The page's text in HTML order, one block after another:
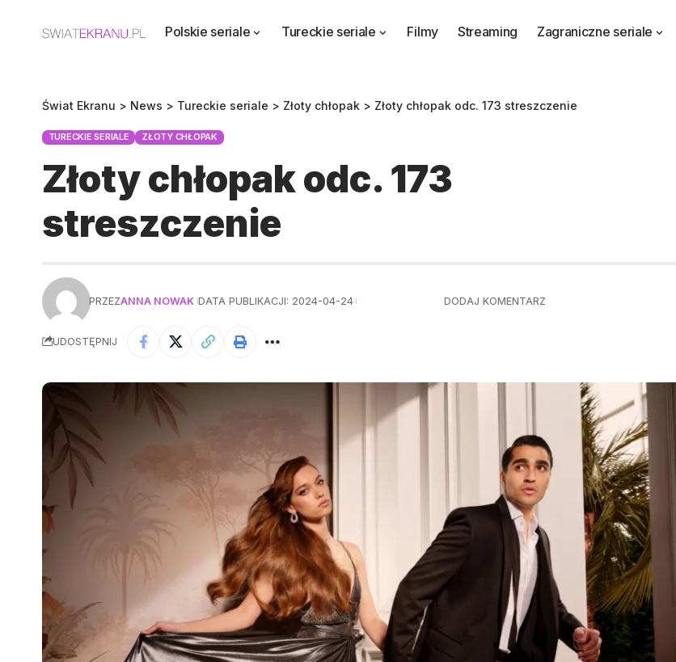
Polskie seriale Tureckie seriale Filmy Streaming Zagraniczne seriale
Świat Ekranu > News > Tureckie seriale > Złoty chłopak > Złoty chłopak odc. 173 streszczenie
TURECKIE SERIALE ZŁOTY CHŁOPAK
Złoty chłopak odc. 173
streszczenie
PRZEZANNA NOWAK DATA PUBLIKACJI: 2024-04-24 DODAJ KOMENTARZ
UDOSTĘPNIJ